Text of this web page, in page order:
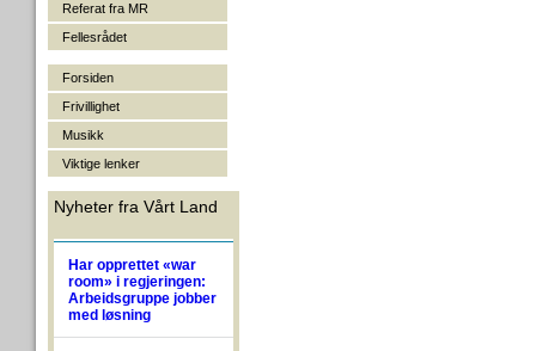
Referat fra MR
Fellesrådet
Forsiden
Frivillighet
Musikk
Viktige lenker
Nyheter fra Vårt Land
Har opprettet «war
room» i regjeringen:
Arbeidsgruppe jobber
med løsning